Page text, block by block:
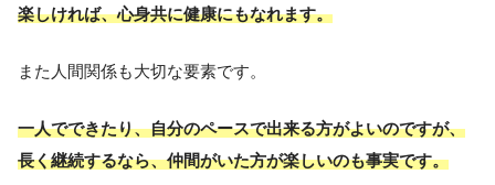
楽しければ、心身共に健康にもなれます。
また人間関係も大切な要素です。
一人でできたり、自分のペースで出来る方がよいのですが、
長く継続するなら、仲間がいた方が楽しいのも事実です。